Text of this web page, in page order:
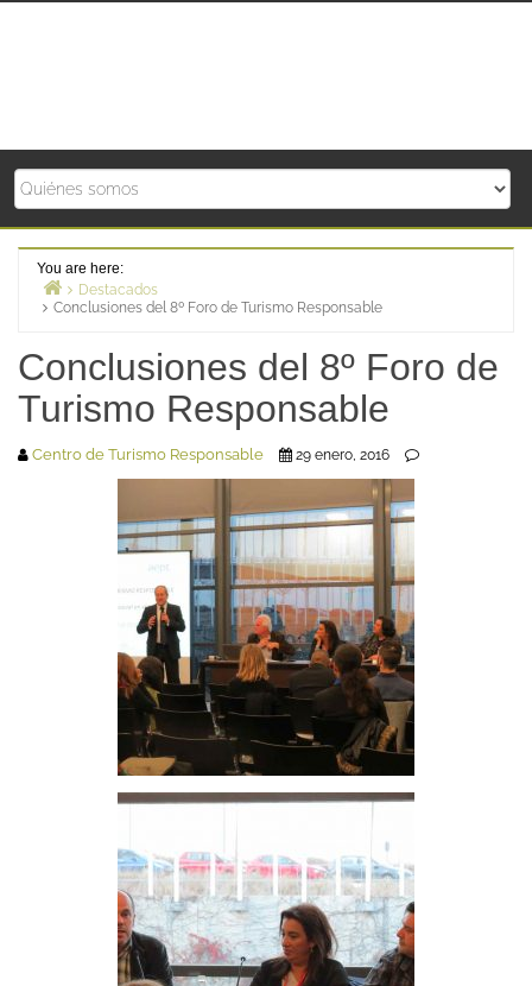
You are here:
Home
Destacados
Conclusiones del 8º Foro de Turismo Responsable
Conclusiones del 8º Foro de
Turismo Responsable
Centro de Turismo Responsable 29 enero, 2016